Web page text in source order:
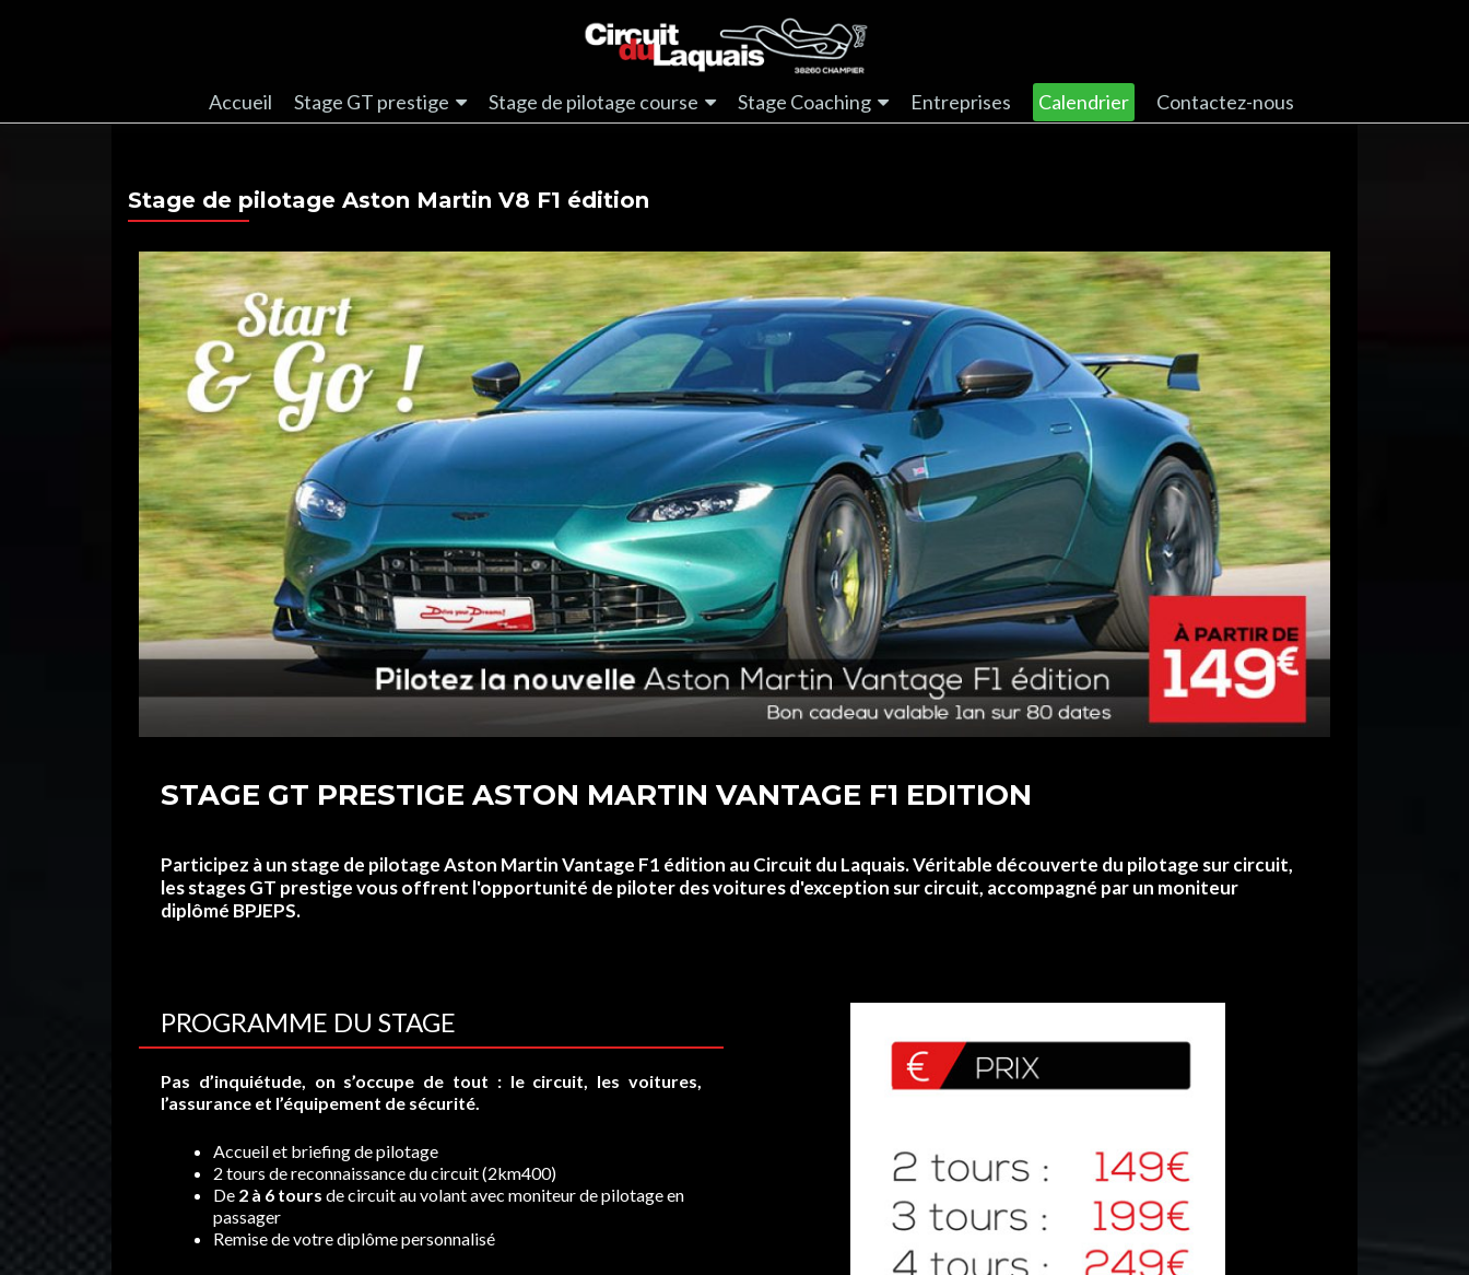
Accueil Stage GT prestige Stage de pilotage course Stage Coaching Entreprises Calendrier Contactez-nous
Stage de pilotage Aston Martin V8 F1 édition
STAGE GT PRESTIGE ASTON MARTIN VANTAGE F1 EDITION
Participez à un stage de pilotage Aston Martin Vantage F1 édition au Circuit du Laquais. Véritable découverte du pilotage sur circuit,
les stages GT prestige vous offrent l'opportunité de piloter des voitures d'exception sur circuit, accompagné par un moniteur
diplômé BPJEPS.
PROGRAMME DU STAGE
Pas d’inquiétude, on s’occupe de tout : le circuit, les voitures,
l’assurance et l’équipement de sécurité.
Accueil et briefing de pilotage
2 tours de reconnaissance du circuit (2km400)
De 2 à 6 tours de circuit au volant avec moniteur de pilotage en
passager
Remise de votre diplôme personnalisé